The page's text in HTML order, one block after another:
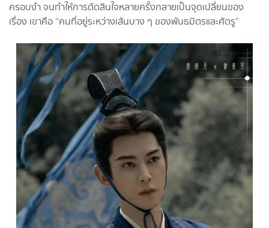
ครอบงำ จนทำให้การตัดสินใจหลายครั้งกลายเป็นจุดเปลี่ยนของ
เรื่อง เขาคือ “คนที่อยู่ระหว่างเส้นบาง ๆ ของพันธมิตรและศัตรู”